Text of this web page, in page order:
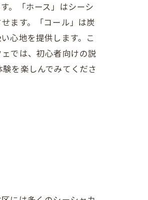
。「ホース」はシーシ
ます。「コール」は炭
心地を提供します。こ
では、初心者向けの説
を楽しんでみてくださ